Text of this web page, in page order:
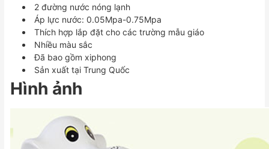
lượng
2 đường nước nóng lạnh
Áp lực nước: 0.05Mpa-0.75Mpa
Thích hợp lắp đặt cho các trường mẫu giáo
Nhiều màu sắc
Đã bao gồm xiphong
Sản xuất tại Trung Quốc
Hình ảnh